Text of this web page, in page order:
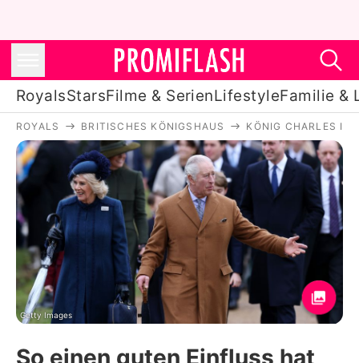
RoyalsStarsFilme & SerienLifestyleFamilie &
Royals
Stars
Filme & Serien
Lifestyle
Familie & Liebe
Promiflash Exklusiv
ROYALS BRITISCHES KÖNIGSHAUS KÖNIG CHARLES III.
Getty Images
So einen guten Einfluss hat